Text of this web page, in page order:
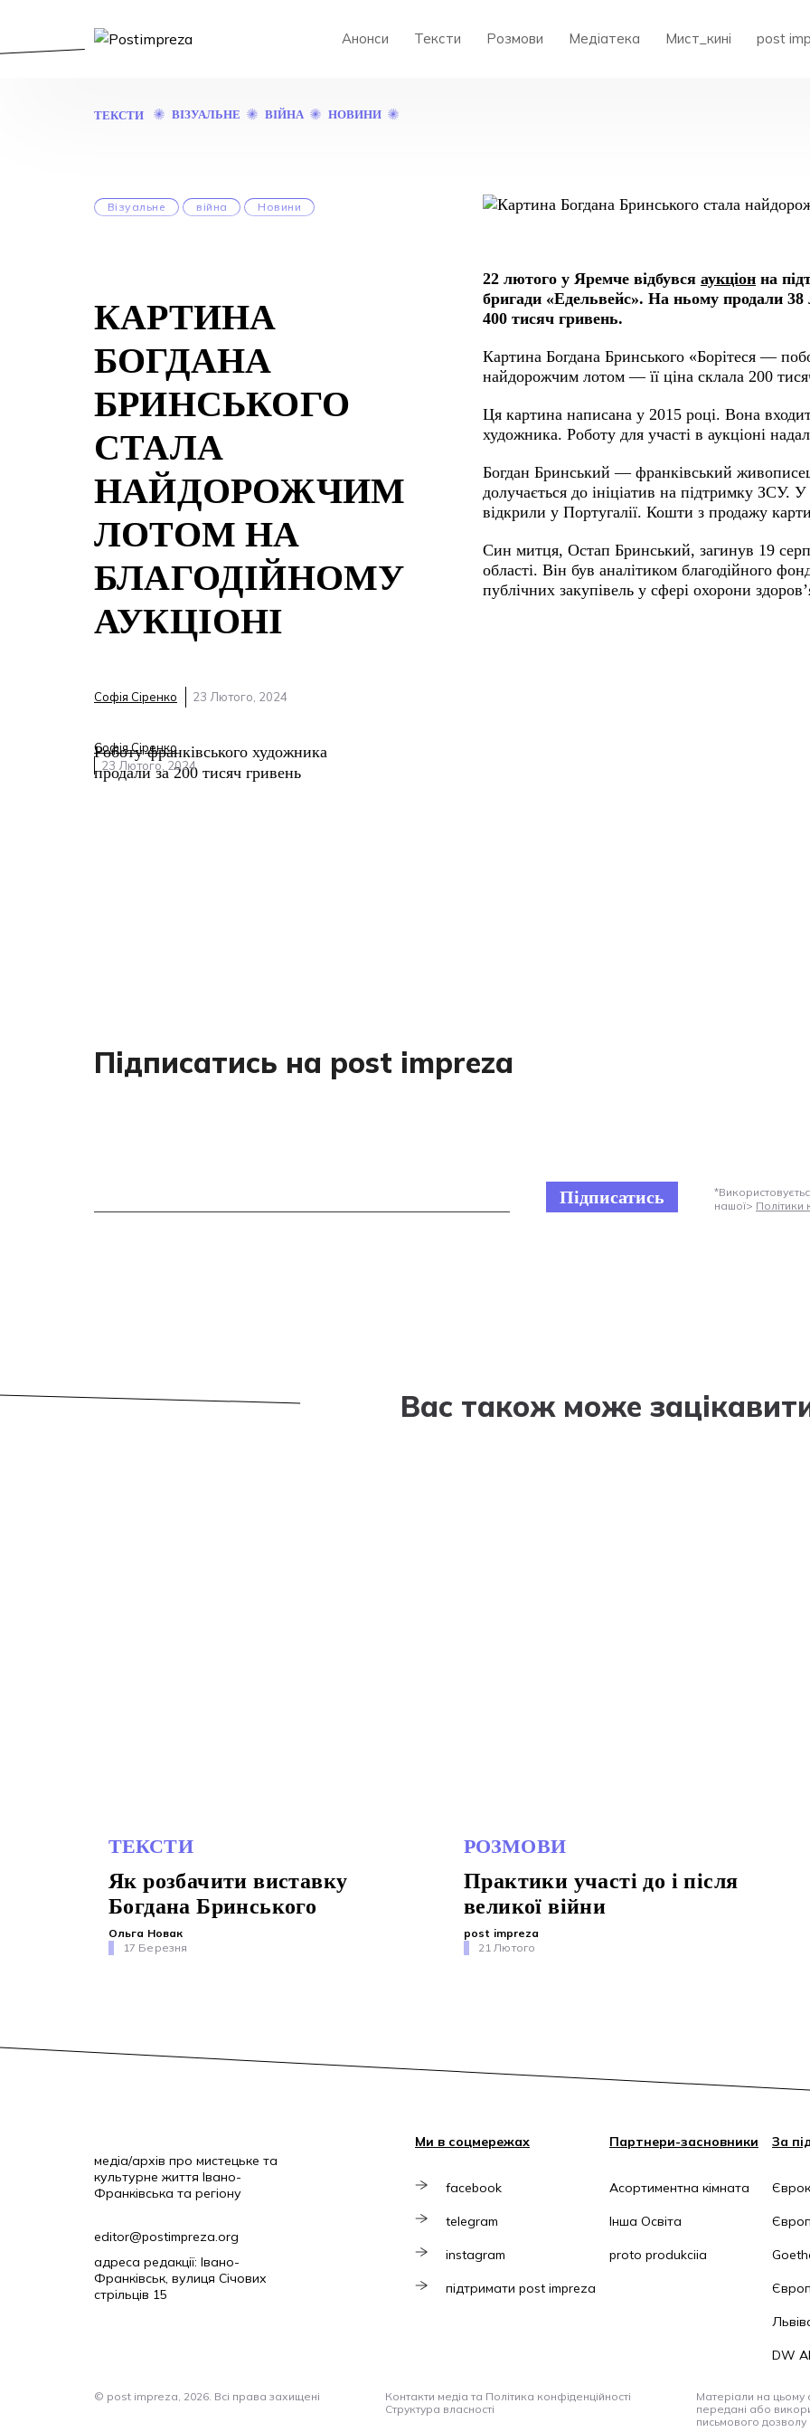
Анонси Тексти Розмови Медіатека Мист_кині post
ТЕКСТИ ВІЗУАЛЬНЕ ВІЙНА НОВИНИ
Візуальне війна Новини
КАРТИНА
БОГДАНА
БРИНСЬКОГО
СТАЛА
НАЙДОРОЖЧИМ
ЛОТОМ НА
БЛАГОДІЙНОМУ
АУКЦІОНІ
Софія Сіренко 23 Лютого, 2024
Роботу франківського художника
продали за 200 тисяч гривень
Софія Сіренко
23 Лютого, 2024
22 лютого у Яремче відбувся аукціон на
бригади «Едельвейс». На ньому продали 38
400 тисяч гривень.
Картина Богдана Бринського «Борітеся —
найдорожчим лотом — її ціна склала 200
Ця картина написана у 2015 році. Вона
художника. Роботу для участі в аукціоні
Богдан Бринський — франківський
долучається до ініціатив на підтримку ЗСУ.
відкрили у Португалії. Кошти з продажу
Син митця, Остап Бринський, загинув 19
області. Він був аналітиком благодійного
публічних закупівель у сфері охорони
Підписатись на post impreza
Підписатись
нашої> Політики
Вас також може
ТЕКСТИ
Як розбачити виставку
Богдана Бринського
Ольга Новак
17 Березня
РОЗМОВИ
Практики участі до і після
великої війни
post impreza
21 Лютого
медіа/архів про мистецьке та
культурне життя Івано-
Франківська та регіону
editor@postimpreza.org
адреса редакції: Івано-
Франківськ, вулиця Січових
стрільців 15
Ми в соцмережах
facebook
telegram
instagram
підтримати post impreza
Партнери-засновники
Асортиментна кімната
Інша Освіта
proto produkciia
За
DW
© post impreza, 2026. Всі права захищені
Контакти медіа та Політика конфіденційності
Структура власності
Матеріали на цьому
передані або
письмового дозволу